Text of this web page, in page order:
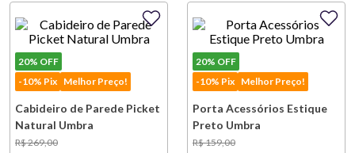
20% OFF
-10% Pix Melhor Preço!
Cabideiro de Parede Picket
Natural Umbra
R$269,00
20% OFF
-10% Pix Melhor Preço!
Porta Acessórios Estique
Preto Umbra
R$159,00